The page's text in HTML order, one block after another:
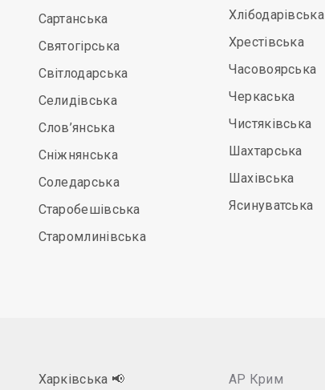
Сартанська
Святогірська
Світлодарська
Селидівська
Слов’янська
Сніжнянська
Соледарська
Старобешівська
Старомлинівська
Хлібодарівська
Хрестівська
Часовоярська
Черкаська
Чистяківська
Шахтарська
Шахівська
Ясинуватська
Харківська 📢 АР Крим